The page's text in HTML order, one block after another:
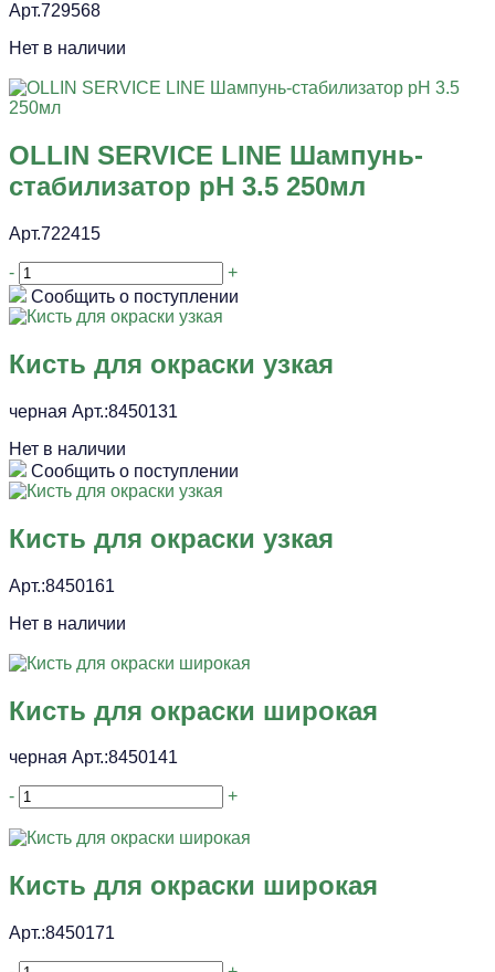
Арт.729568
Нет в наличии
OLLIN SERVICE LINE Шампунь-
стабилизатор pH 3.5 250мл
Арт.722415
-
+
Сообщить о поступлении
Кисть для окраски узкая
черная Арт.:8450131
Нет в наличии
Сообщить о поступлении
Кисть для окраски узкая
Арт.:8450161
Нет в наличии
Кисть для окраски широкая
черная Арт.:8450141
- +
Кисть для окраски широкая
Арт.:8450171